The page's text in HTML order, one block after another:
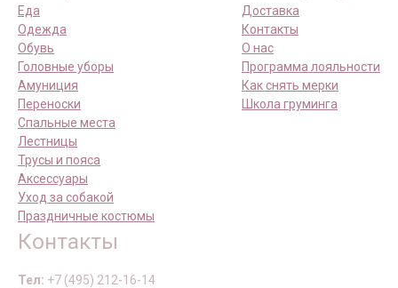
Еда
Одежда
Обувь
Головные уборы
Амуниция
Переноски
Спальные места
Лестницы
Трусы и пояса
Аксессуары
Уход за собакой
Праздничные костюмы
Доставка
Контакты
О нас
Программа лояльности
Как снять мерки
Школа груминга
Контакты
Тел: +7 (495) 212-16-14